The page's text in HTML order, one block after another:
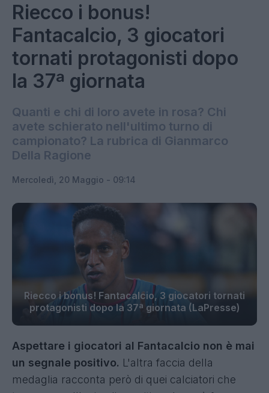
Riecco i bonus!
Fantacalcio, 3 giocatori
tornati protagonisti dopo
la 37ª giornata
Quanti e chi di loro avete in rosa? Chi
avete schierato nell'ultimo turno di
campionato? La rubrica di Gianmarco
Della Ragione
Mercoledì, 20 Maggio - 09:14
Riecco i bonus! Fantacalcio, 3 giocatori tornati
protagonisti dopo la 37ª giornata (LaPresse)
Aspettare i giocatori al Fantacalcio non è mai
un segnale positivo. L'altra faccia della
medaglia racconta però di quei calciatori che